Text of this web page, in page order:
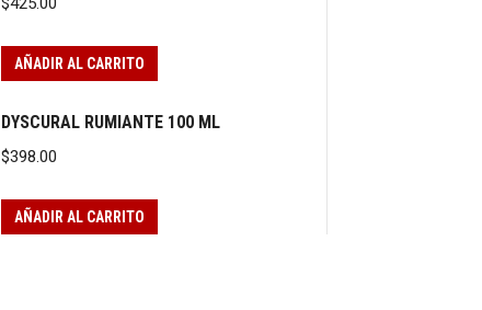
AÑADIR AL CARRITO
DYSCURAL RUMIANTE 100 ML
$398.00
AÑADIR AL CARRITO